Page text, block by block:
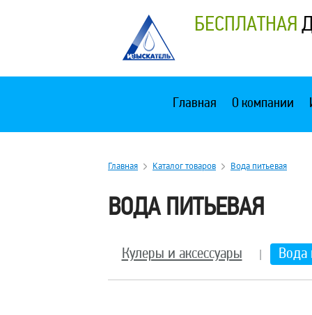
БЕСПЛАТНАЯ
Главная О компании
Главная Каталог товаров Вода питьевая
ВОДА ПИТЬЕВАЯ
Кулеры и аксессуары Вода